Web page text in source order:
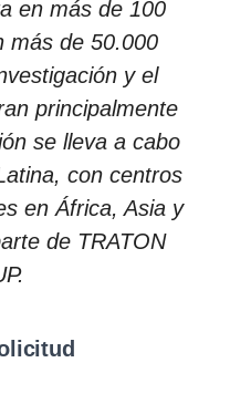
en más de 100
más de 50.000
y el
principalmente
se lleva a cabo
con centros
en África, Asia y
de TRATON